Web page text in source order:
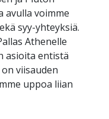
avulla voimme
syy-yhteyksiä.
Athenelle
asioita entistä
viisauden
uppoa liian